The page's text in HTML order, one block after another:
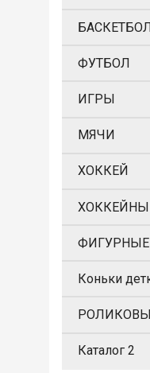
ФУТБОЛ
ИГРЫ
МЯЧИ
ХОККЕЙ
Коньки
Каталог 2